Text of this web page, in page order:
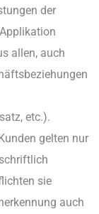
der
allen, auch
etc.).
gelten nur
sie
auch